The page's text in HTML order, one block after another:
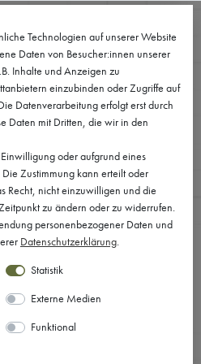
IN
Technologien auf unserer Website
Daten von Besucher:innen unserer
Inhalte und Anzeigen zu
einzubinden oder Zugriffe auf
Datenverarbeitung erfolgt erst durch
Daten mit Dritten, die wir in den
oder aufgrund eines
Zustimmung kann erteilt oder
Recht, nicht einzuwilligen und die
zu ändern oder zu widerrufen.
personenbezogener Daten und
Daten­schutz­erklärung.
Statistik
Externe Medien
Funktional